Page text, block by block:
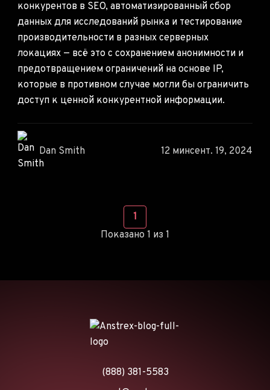
конкурентов в SEO, автоматизированный сбор
данных для исследований рынка и тестирование
производительности в разных серверных
локациях — всё это с сохранением анонимности и
предотвращением ограничений на основе IP,
которые в противном случае могли бы ограничить
доступ к ценной конкурентной информации.
Dan Smith 12 минсент. 19, 2024
1
Показано 1 из 1
(888) 381-5583